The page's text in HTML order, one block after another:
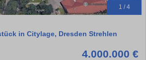
1 / 4
in Citylage, Dresden Strehlen
4.000.000 €